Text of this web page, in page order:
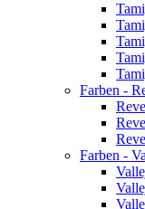
Farben -
Farben -